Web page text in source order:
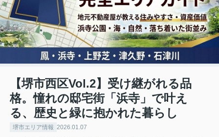
【堺市西区Vol.2】受け継がれる品
格。憧れの邸宅街「浜寺」で叶え
る、歴史と緑に抱かれた暮らし
堺市エリア情報 2026.01.07